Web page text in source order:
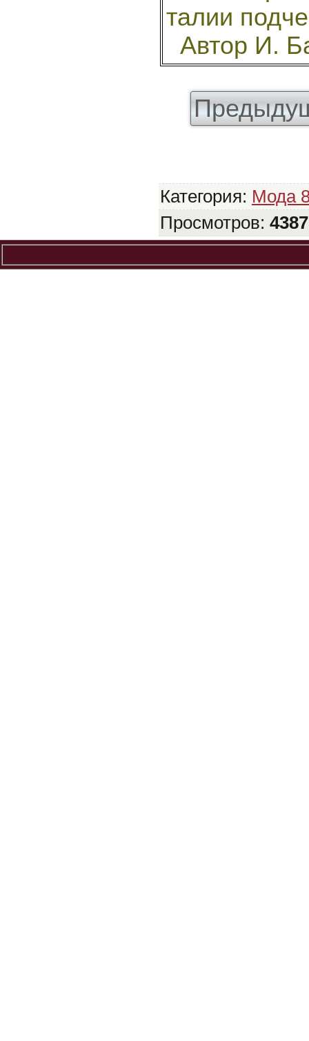
талии
Автор И.
Категория: Мода
Просмотров: 4387